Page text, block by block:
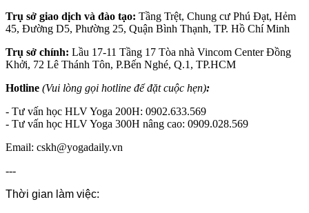
Trụ sở giao dịch và đào tạo: Tầng Trệt, Chung cư Phú Đạt, Hẻm
45, Đường D5, Phường 25, Quận Bình Thạnh, TP. Hồ Chí Minh
Trụ sở chính: Lầu 17-11 Tầng 17 Tòa nhà Vincom Center Đồng
Khởi, 72 Lê Thánh Tôn, P.Bến Nghé, Q.1, TP.HCM
Hotline (Vui lòng gọi hotline để đặt cuộc hẹn):
- Tư vấn học HLV Yoga 200H: 0902.633.569
- Tư vấn học HLV Yoga 300H nâng cao: 0909.028.569
Email: cskh@yogadaily.vn
---
Thời gian làm việc: